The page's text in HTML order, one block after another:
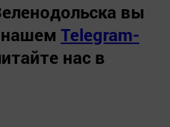
вы
Telegram-
нас в